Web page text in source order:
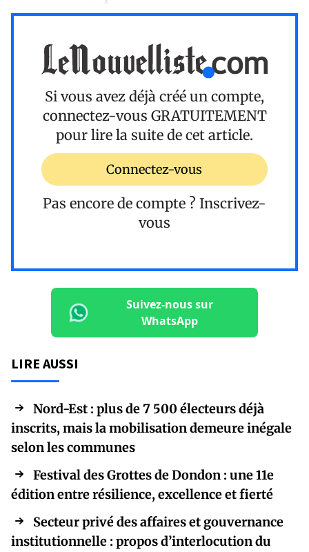
Si vous avez déjà créé un compte,
connectez-vous GRATUITEMENT
pour lire la suite de cet article.
Connectez-vous
Pas encore de compte ? Inscrivez-
vous
Suivez-nous sur
WhatsApp
LIRE AUSSI
Nord-Est : plus de 7 500 électeurs déjà
inscrits, mais la mobilisation demeure inégale
selon les communes
Festival des Grottes de Dondon : une 11e
édition entre résilience, excellence et fierté
Secteur privé des affaires et gouvernance
institutionnelle : propos d’interlocution du